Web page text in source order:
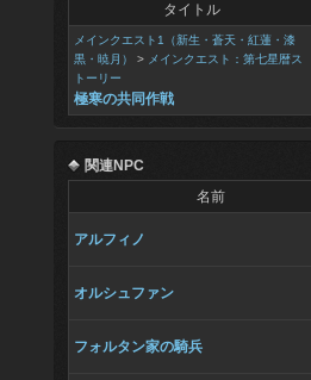
タイトル
メインクエスト1（新生・蒼天・紅蓮・漆
黒・暁月）
> メインクエスト：第七星暦ス
トーリー
極寒の共同作戦
関連NPC
名前
アルフィノ
オルシュファン
フォルタン家の騎兵